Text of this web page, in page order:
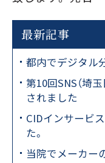
最新記事
都内でデジタル
第10回SNS（埼
されました
CIDインサービ
た。
当院でメーカー